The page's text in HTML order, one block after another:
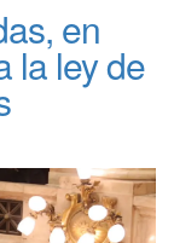
en
la ley de